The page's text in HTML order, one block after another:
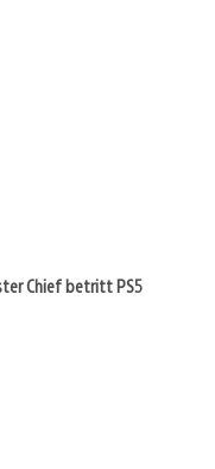
Chief betritt PS5